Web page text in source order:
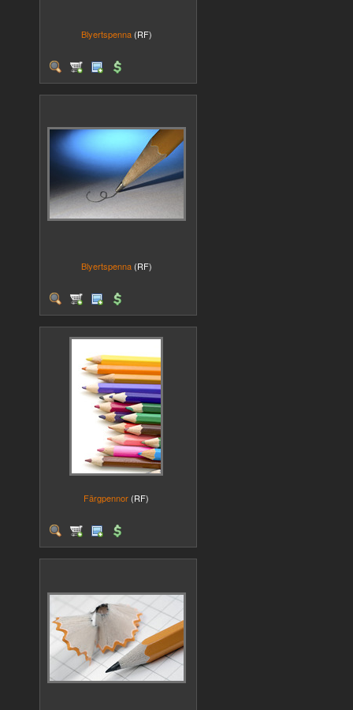
Blyertspenna (RF)
Blyertspenna (RF)
Färgpennor (RF)